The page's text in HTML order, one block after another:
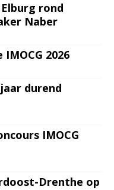
rond
Naber
2026
durend
IMOCG
Drenthe op